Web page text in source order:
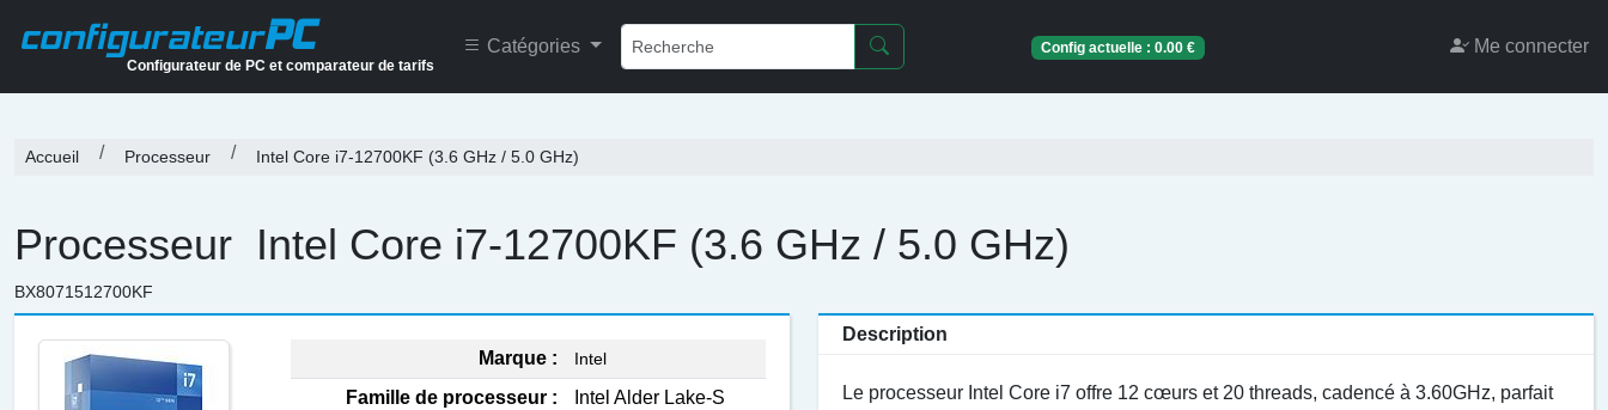
configurateurPC
Configurateur de PC et comparateur de tarifs
Catégories Config actuelle :0.00 € Me connecter
Accueil Processeur Intel Core i7-12700KF (3.6 GHz / 5.0 GHz)
Processeur Intel Core i7-12700KF (3.6 GHz / 5.0 GHz)
BX8071512700KF
Marque : Intel
Famille de processeur :
Intel Alder Lake-S
Description
Le processeur Intel Core i7 offre 12 cœurs et 20 threads, cadencé à 3.60GHz, parfait